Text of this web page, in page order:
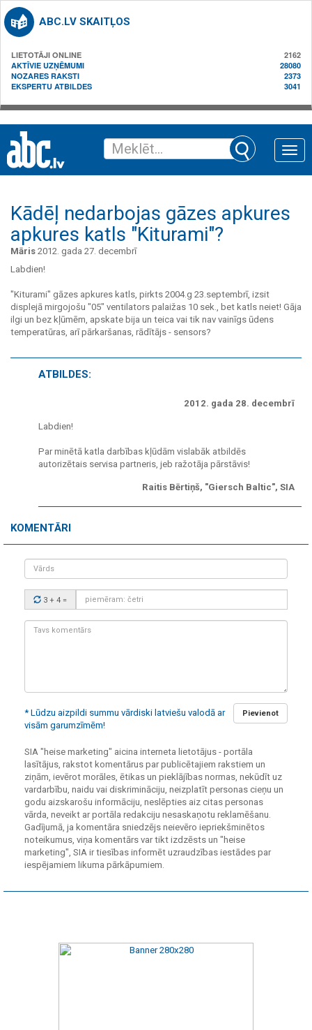
ABC.LV SKAITĻOS
LIETOTĀJI ONLINE
2162
AKTĪVIE UZŅĒMUMI
28080
NOZARES RAKSTI
2373
EKSPERTU ATBILDES
3041
Toggle
Kādēļ nedarbojas gāzes apkures
apkures katls "Kiturami"?
Māris 2012. gada 27. decembrī
Labdien!
"Kiturami" gāzes apkures katls, pirkts 2004.g 23.septembrī, izsit
displejā mirgojošu "05" ventilators palaižas 10 sek., bet katls neiet! Gāja
ilgi un bez kļūmēm, apskate bija un teica vai tik nav vainīgs ūdens
temperatūras, arī pārkaršanas, rādītājs - sensors?
ATBILDES:
2012. gada 28. decembrī
Labdien!
Par minētā katla darbības kļūdām vislabāk atbildēs
autorizētais servisa partneris, jeb ražotāja pārstāvis!
Raitis Bērtiņš, "Giersch Baltic", SIA
KOMENTĀRI
Vārds
Drošības
kods:
3 + 4 =
Tavs
Pievienot
* Lūdzu aizpildi summu vārdiski latviešu valodā ar
visām garumzīmēm!
SIA "heise marketing" aicina interneta lietotājus - portāla
lasītājus, rakstot komentārus par publicētajiem rakstiem un
ziņām, ievērot morāles, ētikas un pieklājības normas, nekūdīt uz
vardarbību, naidu vai diskrimināciju, neizplatīt personas cieņu un
godu aizskarošu informāciju, neslēpties aiz citas personas
vārda, neveikt ar portāla redakciju nesaskaņotu reklamēšanu.
Gadījumā, ja komentāra sniedzējs neievēro iepriekšminētos
noteikumus, viņa komentārs var tikt izdzēsts un "heise
marketing", SIA ir tiesības informēt uzraudzības iestādes par
iespējamiem likuma pārkāpumiem.